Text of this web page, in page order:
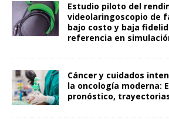
Estudio piloto del
videolaringoscopio de
bajo costo y baja
referencia en
Cáncer y cuidados
la oncología moderna:
pronóstico,